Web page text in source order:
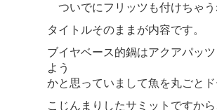
ついでにフリッツも付けちゃ
タイトルそのままが内容です。
ブイヤベース的鍋はアクアパッ
よう
かと思っていまして魚を丸ごと
こじんまりしたサミットですか